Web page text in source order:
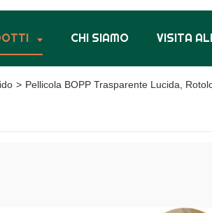
CHI SIAMO VISITA
> Pellicola BOPP Trasparente Lucida,